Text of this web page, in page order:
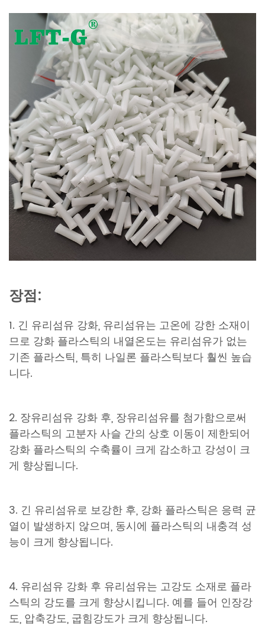
장점:
1. 긴 유리섬유 강화, 유리섬유는 고온에 강한 소재이
므로 강화 플라스틱의 내열온도는 유리섬유가 없는
기존 플라스틱, 특히 나일론 플라스틱보다 훨씬 높습
니다.
2. 장유리섬유 강화 후, 장유리섬유를 첨가함으로써
플라스틱의 고분자 사슬 간의 상호 이동이 제한되어
강화 플라스틱의 수축률이 크게 감소하고 강성이 크
게 향상됩니다.
3. 긴 유리섬유로 보강한 후, 강화 플라스틱은 응력 균
열이 발생하지 않으며, 동시에 플라스틱의 내충격 성
능이 크게 향상됩니다.
4. 유리섬유 강화 후 유리섬유는 고강도 소재로 플라
스틱의 강도를 크게 향상시킵니다. 예를 들어 인장강
도, 압축강도, 굽힘강도가 크게 향상됩니다.